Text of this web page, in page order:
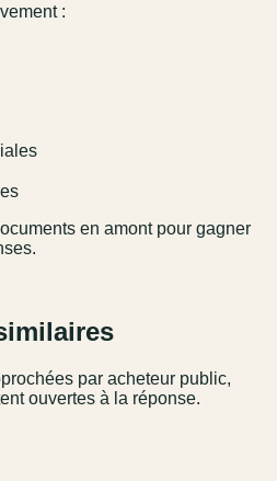
:
en amont pour gagner
par acheteur public,
ouvertes à la réponse.